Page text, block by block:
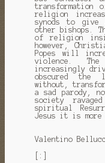
religion
synods to give
other bishops.
of religion
however,
Popes will
violence.
increasingly
obscured
without,
a sad parody,
society
spiritual
Jesus it is more
Valentino
[:]